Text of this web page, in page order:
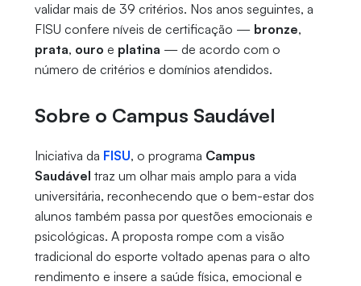
validar mais de 39 critérios. Nos anos seguintes, a
FISU confere níveis de certificação — bronze,
prata, ouro e platina — de acordo com o
número de critérios e domínios atendidos.
Sobre o Campus Saudável
Iniciativa da FISU, o programa Campus
Saudável traz um olhar mais amplo para a vida
universitária, reconhecendo que o bem-estar dos
alunos também passa por questões emocionais e
psicológicas. A proposta rompe com a visão
tradicional do esporte voltado apenas para o alto
rendimento e insere a saúde física, emocional e